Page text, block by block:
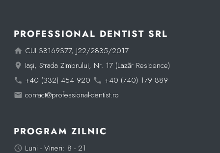
PROFESSIONAL DENTIST SRL
CUI 38169377, J22/2835/2017
Iași, Strada Zimbrului, Nr. 17 (Lazăr Residence)
+40 (332) 454 920
+40 (740) 179 889
contact@professional-dentist.ro
PROGRAM ZILNIC
Luni - Vineri: 8 - 21